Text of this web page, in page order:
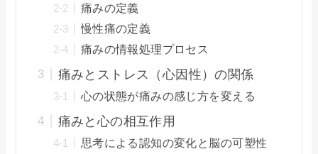
痛みの定義
慢性痛の定義
痛みの情報処理プロセス
痛みとストレス（心因性）の関係
心の状態が痛みの感じ方を変える
痛みと心の相互作用
思考による認知の変化と脳の可塑性